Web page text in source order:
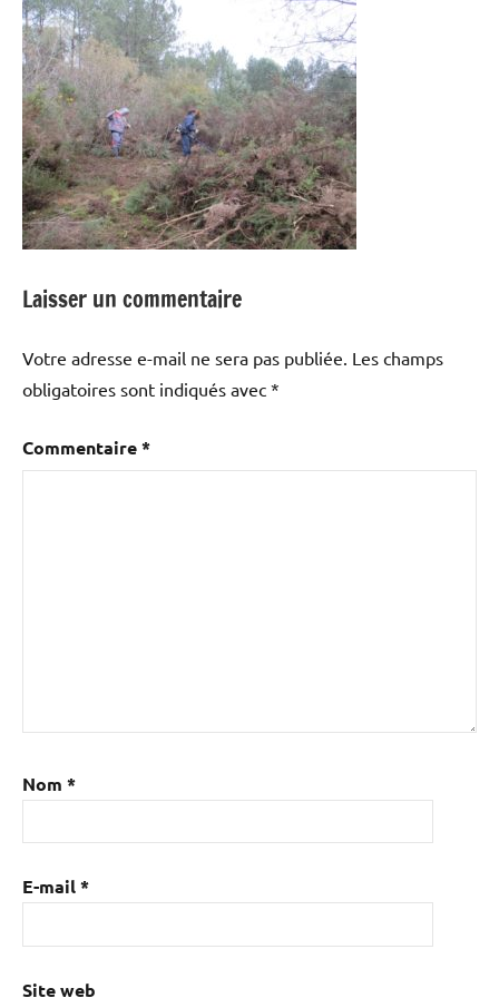
Laisser un commentaire
Votre adresse e-mail ne sera pas publiée. Les champs
obligatoires sont indiqués avec *
Commentaire*
Nom *
E-mail*
Site web